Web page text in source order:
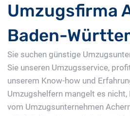
Umzugsfirma
Baden-
Sie suchen günstige
Sie unseren Umzugsservice,
unserem Know-how und
Umzugshelfern mangelt es
vom Umzugsunternehmen